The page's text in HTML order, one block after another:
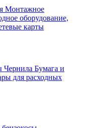
Монтажное
оборудование,
карты
Чернила Бумага и
для расходных